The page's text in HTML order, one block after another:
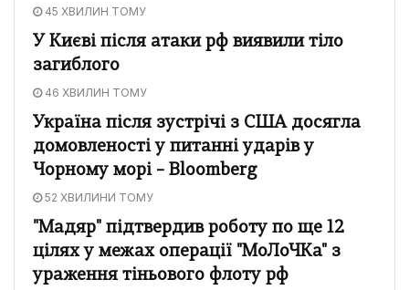
45 ХВИЛИН ТОМУ
У Києві після атаки рф виявили тіло
загиблого
46 ХВИЛИН ТОМУ
Україна після зустрічі з США досягла
домовленості у питанні ударів у
Чорному морі – Bloomberg
52 ХВИЛИНИ ТОМУ
"Мадяр" підтвердив роботу по ще 12
цілях у межах операції "МоЛоЧКа" з
ураження тіньового флоту рф